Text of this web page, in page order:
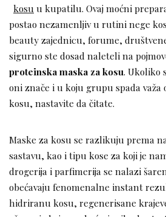
kosu u kupatilu. Ovaj moćni
postao nezamenljiv u rutini nege
beauty zajednicu, forume,
sigurno ste dosad naleteli na
proteinska maska za kosu. Ukoliko
oni znače i u koju grupu spada važa
kosu, nastavite da čitate.
Maske za kosu se razlikuju prema
sastavu, kao i tipu kose za koji je
drogerija i parfimerija se nalazi
obećavaju fenomenalne instant
hidriranu kosu, regenerisane